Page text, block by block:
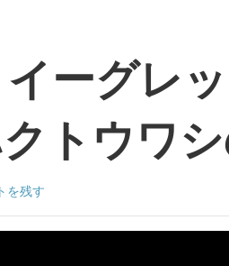
イーグレ
トウワ
を残す